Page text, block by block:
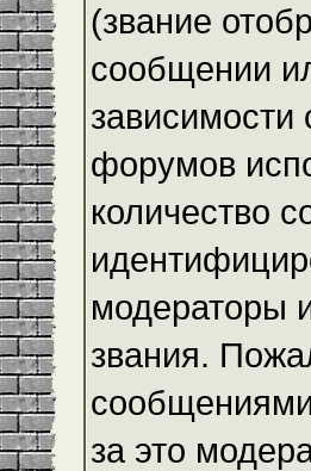
(звание
сообщении
зависимости
форумов
количество
модераторы
звания.
за это